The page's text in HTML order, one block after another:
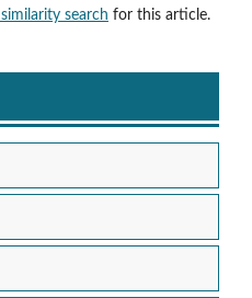
search for this article.